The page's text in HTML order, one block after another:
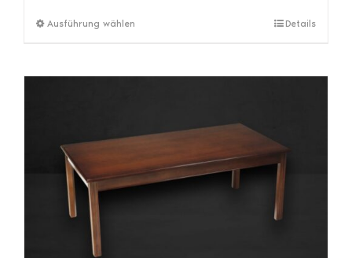
Ausführung wählen
mehrere
Die
Optionen
können
Produktseite
Details